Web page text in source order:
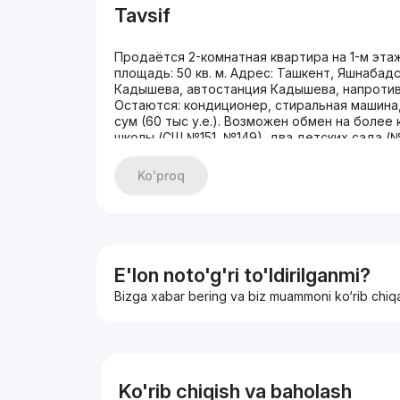
Tavsif
Продаётся 2-комнатная квартира на 1-м
площадь: 50 кв. м. Адрес: Ташкент,
Кадышева, автостанция Кадышева,
Остаются: кондиционер, стиральная
сум (60 тыс у.е.). Возможен обмен на более
школы (СШ №151, №149), два детских сада
станции метро. Тел.: (90) 176-84-83, (97)
комнатная квартира sotiladi (1-qavat, 4-
100-200 metr masofada ikkita maktab (151 va
avtostansiya (konechka), shaharning istalgan
Korzinka va Havas do'konlari, shifoxona yaqin.
Ko'proq
E'lon noto'g'ri to'ldirilganmi?
Bizga xabar bering va biz muammoni ko‘rib
Ko'rib chiqish va baholash